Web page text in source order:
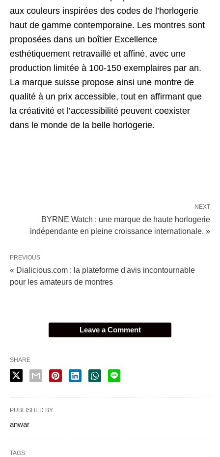
aux couleurs inspirées des codes de l’horlogerie
haut de gamme contemporaine. Les montres sont
proposées dans un boîtier Excellence
esthétiquement retravaillé et affiné, avec une
production limitée à 100-150 exemplaires par an.
La marque suisse propose ainsi une montre de
qualité à un prix accessible, tout en affirmant que
la créativité et l’accessibilité peuvent coexister
dans le monde de la belle horlogerie.
NEXT
BYRNE Watch : une marque de haute horlogerie
indépendante en pleine croissance internationale. »
PREVIOUS
« Dialicious.com : la plateforme d'avis incontournable
pour les amateurs de montres
Leave a Comment
SHARE
PUBLISHED BY
anwar
TAGS: